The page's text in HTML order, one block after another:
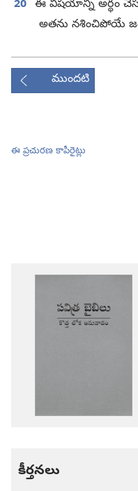
20 ఈ విషయాన్ని అర్థం
అతను నశించిపోయే
ముందటి
ఈ ప్రచురణ కాపీరైట్లు
కీర్తనలు